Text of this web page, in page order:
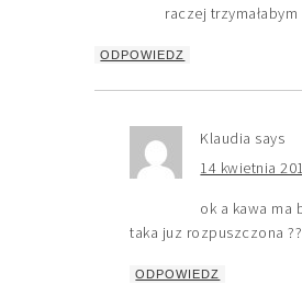
raczej
ODPOWIEDZ
Klaudia says
14 kwietnia
ok a kawa ma
taka juz rozpuszczona
ODPOWIEDZ